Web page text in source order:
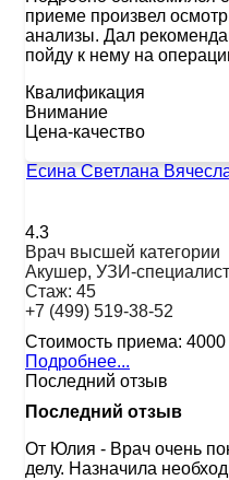
приеме произвел
анализы. Дал
пойду к нему на
Квалификация
Внимание
Цена-качество
Есина Светлана
4.3
Врач высшей категории
Акушер, УЗИ-
Стаж: 45
+7 (499) 519-38-52
Стоимость приема: 4000
Подробнее...
Последний отзыв
Последний отзыв
От Юлия - Врач очень
делу. Назначила